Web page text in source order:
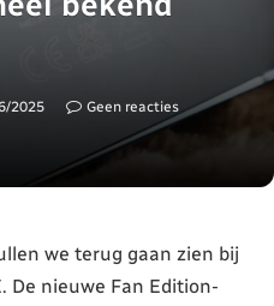
2025
Geen reacties
we terug gaan zien bij
De nieuwe Fan Edition-